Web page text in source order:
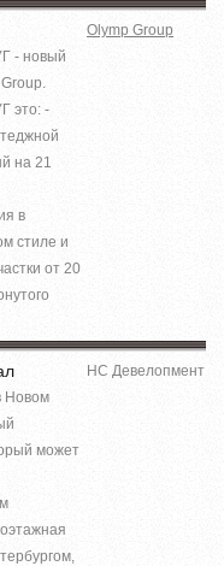
- новый
это: -
на 21
в
стиле и
от 20
Olymp Group
Новом
может
НС Девелопмент